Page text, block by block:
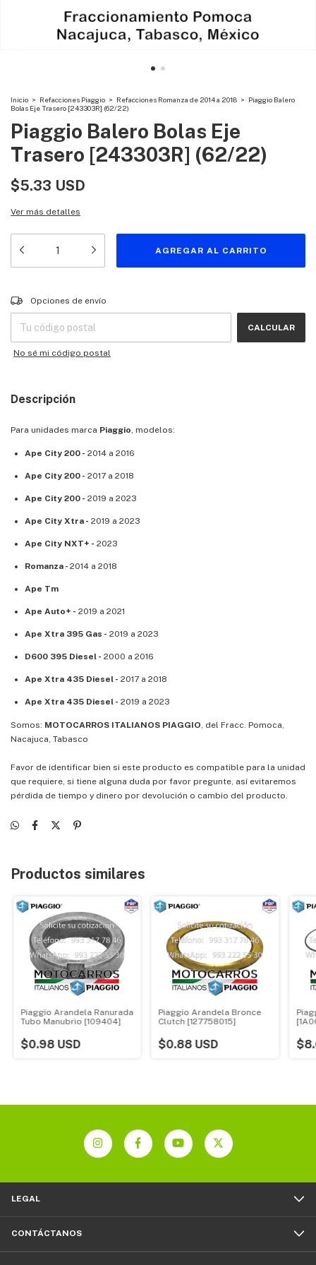
Inicio > Refacciones Piaggio > Refacciones Romanza de 2014 a 2018 > Piaggio Balero
Bolas Eje Trasero [243303R] (62/22)
Piaggio Balero Bolas Eje
Trasero [243303R] (62/22)
$5.33 USD
Ver más detalles
Entregas para el CP:
Opciones de envío
CALCULAR
No sé mi código postal
Descripción
Para unidades marca Piaggio, modelos:
Ape City 200 - 2014 a 2016
Ape City 200 - 2017 a 2018
Ape City 200 - 2019 a 2023
Ape City Xtra - 2019 a 2023
Ape City NXT+ - 2023
Romanza - 2014 a 2018
Ape Tm
Ape Auto+ - 2019 a 2021
Ape Xtra 395 Gas - 2019 a 2023
D600 395 Diesel - 2000 a 2016
Ape Xtra 435 Diesel - 2017 a 2018
Ape Xtra 435 Diesel - 2019 a 2023
Somos: MOTOCARROS ITALIANOS PIAGGIO, del Fracc. Pomoca,
Nacajuca, Tabasco
Favor de identificar bien si este producto es compatible para la unidad
que requiere, si tiene alguna duda por favor pregunte, así evitaremos
pérdida de tiempo y dinero por devolución o cambio del producto.
Productos similares
Piaggio Arandela Ranurada
Tubo Manubrio [109404]
$0.98 USD
Piaggio Arandela Bronce
Clutch [127758015]
$0.88 USD
LEGAL
CONTÁCTANOS